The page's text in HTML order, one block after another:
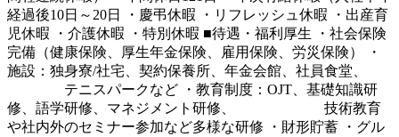
経過後10日～20日 ・慶弔休暇 ・リフレッシュ休暇 ・出産育
児休暇 ・介護休暇 ・特別休暇 ■待遇・福利厚生 ・社会保険
完備（健康保険、厚生年金保険、雇用保険、労災保険） ・
施設：独身寮/社宅、契約保養所、年金会館、社員食堂、
テニスパークなど ・教育制度：OJT、基礎知識研
修、語学研修、マネジメント研修、 技術教育
や社内外のセミナー参加など多様な研修 ・財形貯蓄 ・グル